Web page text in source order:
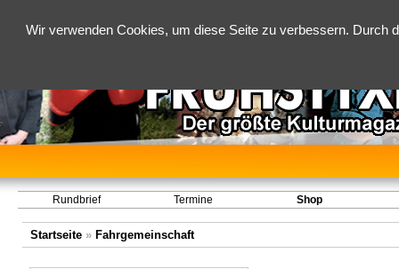
Wir verwenden Cookies, um diese Seite zu verbessern.
Rundbrief Termine Shop
Startseite» Fahrgemeinschaft